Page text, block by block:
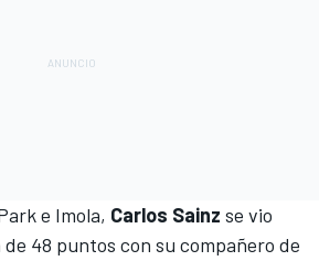
e Imola, Carlos Sainz se vio
48 puntos con su compañero de